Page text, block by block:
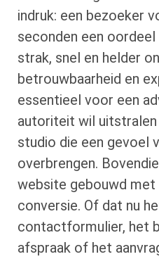
indruk: een bezoeker
seconden een
strak, snel en helder
betrouwbaarheid en
essentieel voor een
autoriteit wil
studio die een gevoel
overbrengen.
website gebouwd met
conversie. Of dat nu
contactformulier, het
afspraak of het